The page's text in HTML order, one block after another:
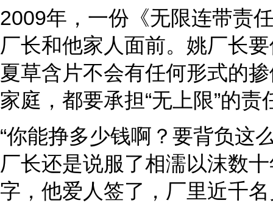
2009年，一份《无限连带责
厂长和他家人面前。姚厂长
夏草含片不会有任何形式的
家庭，都要承担“无上限”的责
“你能挣多少钱啊？要背负这
厂长还是说服了相濡以沫数
字，他爱人签了，厂里近千